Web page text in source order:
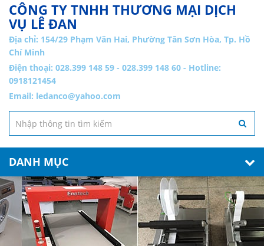
CÔNG TY TNHH THƯƠNG MẠI DỊCH
VỤ LÊ ĐAN
Địa chỉ: 154/29 Phạm Văn Hai, Phường Tân Sơn Hòa, Tp. Hồ
Chí Minh
Điện thoại: 028.399 148 59 - 028.399 148 60 - Hotline:
0918121454
Email: ledanco@yahoo.com
DANH MỤC